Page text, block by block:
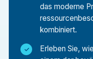
Reich an Kultur,
Indien ein
Persönliche
das moderne
kombiniert.
Erleben Sie,